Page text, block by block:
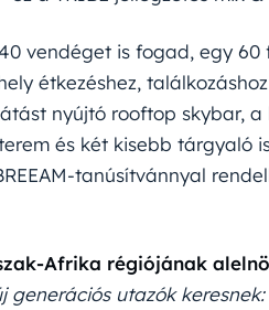
vendéget is fogad, egy
étkezéshez,
nyújtó rooftop skybar,
és két kisebb tárgyaló
tanúsítvánnyal
Afrika régiójának
utazók